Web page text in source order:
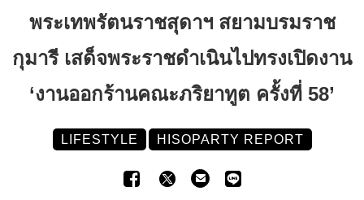
พระเทพรัตนราชสุดาฯ สยามบรมราช
กุมารี เสด็จพระราชดำเนินไปทรงเปิดงาน
‘งานออกร้านคณะภริยาทูต ครั้งที่ 58’
LIFESTYLE HISOPARTY REPORT